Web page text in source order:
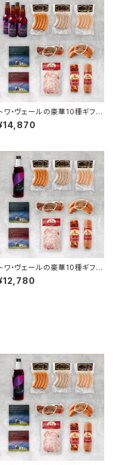
ワ・ヴェールの豪華10種ギフト
ットと「黒松内カシスエール 3
」4本
ワ・ヴェールの豪華10種ギフト
ットと「黒松内カシスリキュー
500ml」1本